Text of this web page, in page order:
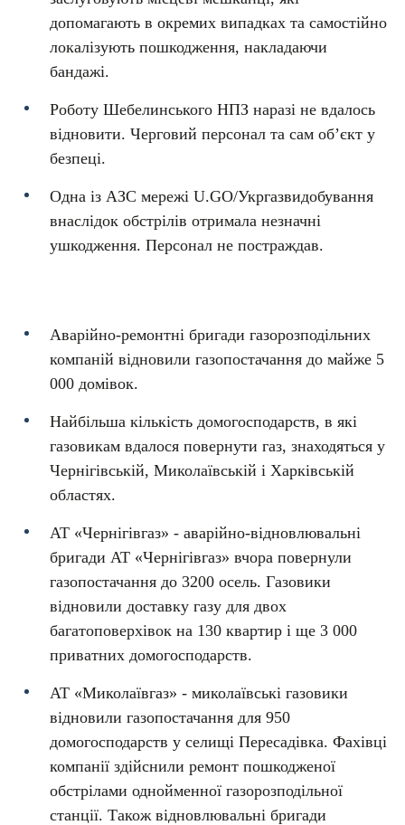
допомагають в окремих випадках та самостійно
локалізують пошкодження, накладаючи
бандажі.
Роботу Шебелинського НПЗ наразі не вдалось
відновити. Черговий персонал та сам об’єкт у
безпеці.
Одна із АЗС мережі U.GO/Укргазвидобування
внаслідок обстрілів отримала незначні
ушкодження. Персонал не постраждав.
Аварійно-ремонтні бригади газорозподільних
компаній відновили газопостачання до майже 5
000 домівок.
Найбільша кількість домогосподарств, в які
газовикам вдалося повернути газ, знаходяться у
Чернігівській, Миколаївській і Харківській
областях.
АТ «Чернігівгаз» - аварійно-відновлювальні
бригади АТ «Чернігівгаз» вчора повернули
газопостачання до 3200 осель. Газовики
відновили доставку газу для двох
багатоповерхівок на 130 квартир і ще 3 000
приватних домогосподарств.
АТ «Миколаївгаз» - миколаївські газовики
відновили газопостачання для 950
домогосподарств у селищі Пересадівка. Фахівці
компанії здійснили ремонт пошкодженої
обстрілами однойменної газорозподільної
станції. Також відновлювальні бригади